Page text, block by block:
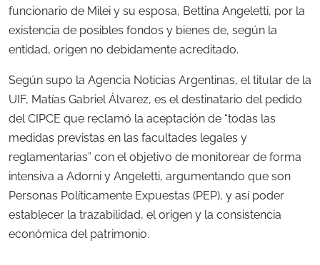
funcionario de Milei y su esposa, Bettina Angeletti, por la
existencia de posibles fondos y bienes de, según la
entidad, origen no debidamente acreditado.
Según supo la Agencia Noticias Argentinas, el titular de la
UIF, Matías Gabriel Álvarez, es el destinatario del pedido
del CIPCE que reclamó la aceptación de “todas las
medidas previstas en las facultades legales y
reglamentarias” con el objetivo de monitorear de forma
intensiva a Adorni y Angeletti, argumentando que son
Personas Políticamente Expuestas (PEP), y así poder
establecer la trazabilidad, el origen y la consistencia
económica del patrimonio.